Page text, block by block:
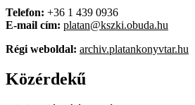
Telefon: +36 1 439 0936
E-mail cím: platan@kszki.obuda.hu
Régi weboldal: archiv.platankonyvtar.hu
Közérdekű